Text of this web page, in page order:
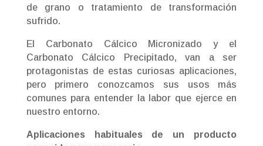
de grano o tratamiento de transformación
sufrido.
El Carbonato Cálcico Micronizado y el
Carbonato Cálcico Precipitado, van a ser
protagonistas de estas curiosas aplicaciones,
pero primero conozcamos sus usos más
comunes para entender la labor que ejerce en
nuestro entorno.
Aplicaciones habituales de un producto